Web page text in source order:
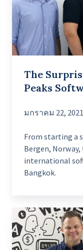
Seven
Peaks
Software
The
Peaks
มกราคม 22, 2021
From starting a
Bergen,
international
Bangkok.
Seven
Peaks
Software